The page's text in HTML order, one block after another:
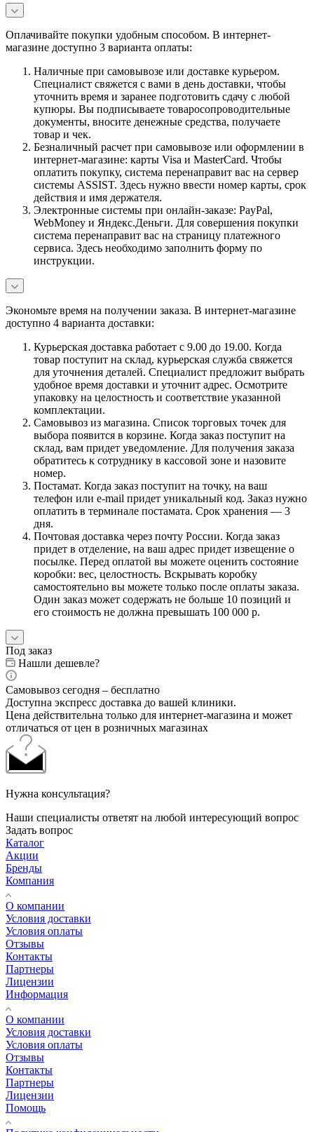
Оплачивайте покупки удобным способом. В интернет-
магазине доступно 3 варианта оплаты:
Наличные при самовывозе или доставке курьером.
Специалист свяжется с вами в день доставки, чтобы
уточнить время и заранее подготовить сдачу с любой
купюры. Вы подписываете товаросопроводительные
документы, вносите денежные средства, получаете
товар и чек.
Безналичный расчет при самовывозе или оформлении в
интернет-магазине: карты Visa и MasterCard. Чтобы
оплатить покупку, система перенаправит вас на сервер
системы ASSIST. Здесь нужно ввести номер карты, срок
действия и имя держателя.
Электронные системы при онлайн-заказе: PayPal,
WebMoney и Яндекс.Деньги. Для совершения покупки
система перенаправит вас на страницу платежного
сервиса. Здесь необходимо заполнить форму по
инструкции.
Экономьте время на получении заказа. В интернет-магазине
доступно 4 варианта доставки:
Курьерская доставка работает с 9.00 до 19.00. Когда
товар поступит на склад, курьерская служба свяжется
для уточнения деталей. Специалист предложит выбрать
удобное время доставки и уточнит адрес. Осмотрите
упаковку на целостность и соответствие указанной
комплектации.
Самовывоз из магазина. Список торговых точек для
выбора появится в корзине. Когда заказ поступит на
склад, вам придет уведомление. Для получения заказа
обратитесь к сотруднику в кассовой зоне и назовите
номер.
Постамат. Когда заказ поступит на точку, на ваш
телефон или e-mail придет уникальный код. Заказ нужно
оплатить в терминале постамата. Срок хранения — 3
дня.
Почтовая доставка через почту России. Когда заказ
придет в отделение, на ваш адрес придет извещение о
посылке. Перед оплатой вы можете оценить состояние
коробки: вес, целостность. Вскрывать коробку
самостоятельно вы можете только после оплаты заказа.
Один заказ может содержать не больше 10 позиций и
его стоимость не должна превышать 100 000 р.
Под заказ
Нашли дешевле?
Самовывоз сегодня – бесплатно
Доступна экспресс доставка до вашей клиники.
Цена действительна только для интернет-магазина и может
отличаться от цен в розничных магазинах
Нужна консультация?
Наши специалисты ответят на любой интересующий вопрос
Задать вопрос
Каталог
Акции
Бренды
Компания
О компании
Условия доставки
Условия оплаты
Отзывы
Контакты
Партнеры
Лицензии
Информация
О компании
Условия доставки
Условия оплаты
Отзывы
Контакты
Партнеры
Лицензии
Помощь